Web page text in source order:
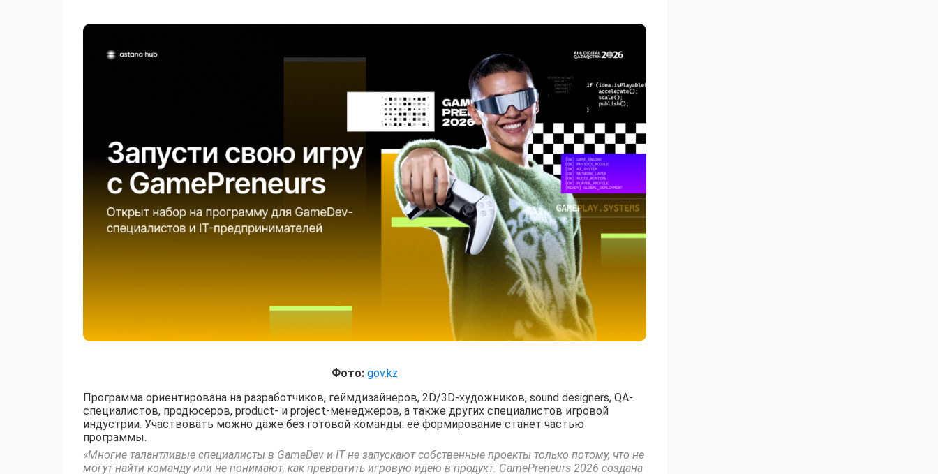
Фото: gov.kz
Программа ориентирована на разработчиков, геймдизайнеров, 2D/3D-художников, sound designers, QA-
специалистов, продюсеров, product- и project-менеджеров, а также других специалистов игровой
индустрии. Участвовать можно даже без готовой команды: её формирование станет частью
программы.
«Многие талантливые специалисты в GameDev и IT не запускают собственные проекты только потому, что не
могут найти команду или не понимают, как превратить игровую идею в продукт. GamePreneurs 2026 создана